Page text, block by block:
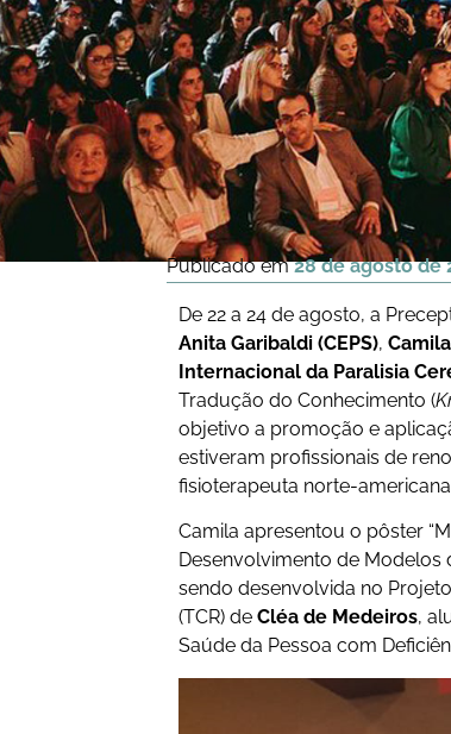
Publicado em28 de agosto de
De 22 a 24 de agosto, a
Anita Garibaldi (CEPS),
Internacional da Paralisia
Tradução do Conhecimento (
objetivo a promoção e
estiveram profissionais de
fisioterapeuta norte-americana
Camila apresentou o pôster
Desenvolvimento de Modelos
sendo desenvolvida no
(TCR) de Cléa de Medeiros,
Saúde da Pessoa com